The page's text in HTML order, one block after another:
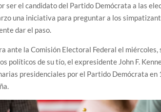
ser el candidato del Partido Demócrata a las
una iniciativa para preguntar a los
dar el paso.
ante la Comisión Electoral Federal el
políticos de su tío, el expresidente John F.
presidenciales por el Partido Demócrata en